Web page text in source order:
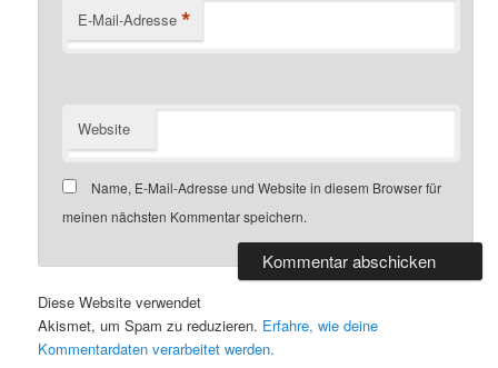
E-Mail-Adresse *
Website
Name, E-Mail-Adresse und Website in diesem Browser für
meinen nächsten Kommentar speichern.
Diese Website verwendet
Akismet, um Spam zu reduzieren. Erfahre, wie deine
Kommentardaten verarbeitet werden.